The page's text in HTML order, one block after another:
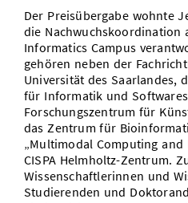
Der Preisübergabe wohnte
die Nachwuchskoordination
Informatics Campus
gehören neben der
Universität des Saarlandes,
für Informatik und
Forschungszentrum für
das Zentrum für
„Multimodal Computing
CISPA Helmholtz-Zentrum.
Wissenschaftlerinnen und
Studierenden und